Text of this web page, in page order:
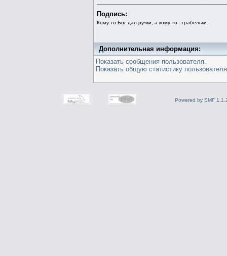
Подпись:
Кому то Бог дал ручки, а кому то - грабельки.
Дополнительная информация:
Показать сообщения пользователя.
Показать общую статистику
Powered by SMF